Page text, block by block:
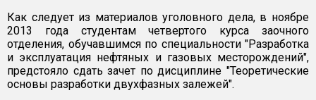
Как следует из материалов уголовного дела, в ноябре
2013 года студентам четвертого курса заочного
отделения, обучавшимся по специальности "Разработка
и эксплуатация нефтяных и газовых месторождений",
предстояло сдать зачет по дисциплине "Теоретические
основы разработки двухфазных залежей".